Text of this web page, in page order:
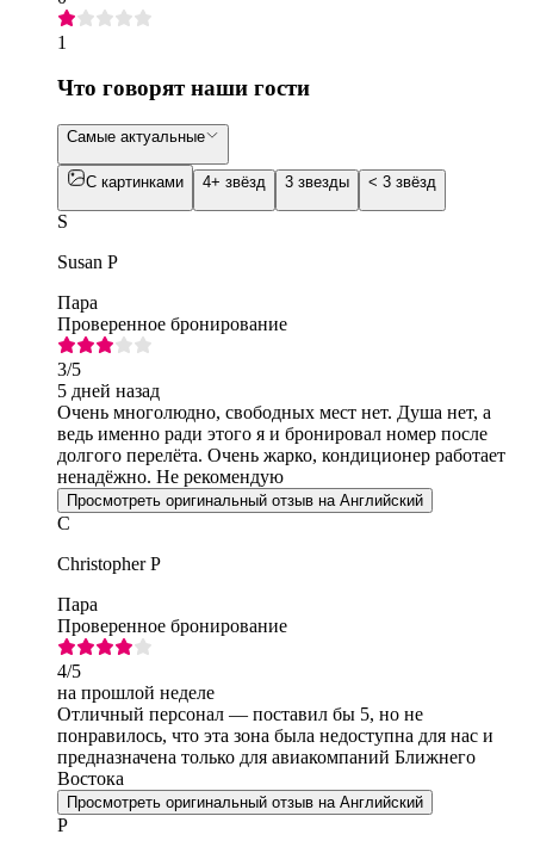
1
Что говорят наши гости
Самые актуальные
С картинками 4+ звёзд 3 звезды < 3 звёзд
S
Susan P
Пара
Проверенное бронирование
3/5
5 дней назад
Очень многолюдно, свободных мест нет. Душа нет, а
ведь именно ради этого я и бронировал номер после
долгого перелёта. Очень жарко, кондиционер работает
ненадёжно. Не рекомендую
Просмотреть оригинальный отзыв на Английский
C
Christopher P
Пара
Проверенное бронирование
4/5
на прошлой неделе
Отличный персонал — поставил бы 5, но не
понравилось, что эта зона была недоступна для нас и
предназначена только для авиакомпаний Ближнего
Востока
Просмотреть оригинальный отзыв на Английский
P